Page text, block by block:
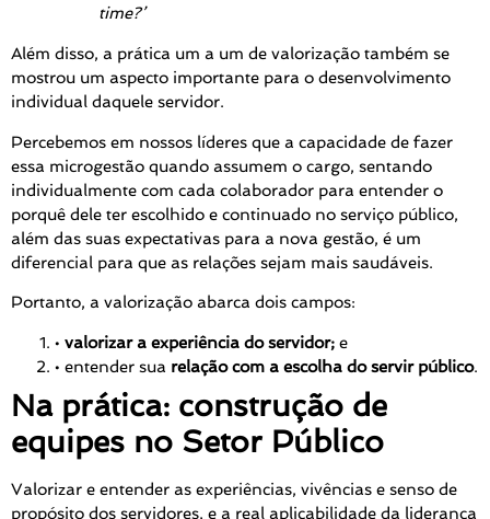
time?’
Além disso, a prática um a um de valorização também se
mostrou um aspecto importante para o desenvolvimento
individual daquele servidor.
Percebemos em nossos líderes que a capacidade de fazer
essa microgestão quando assumem o cargo, sentando
individualmente com cada colaborador para entender o
porquê dele ter escolhido e continuado no serviço público,
além das suas expectativas para a nova gestão, é um
diferencial para que as relações sejam mais saudáveis.
Portanto, a valorização abarca dois campos:
• valorizar a experiência do servidor; e
• entender sua relação com a escolha do servir público.
Na prática: construção de
equipes no Setor Público
Valorizar e entender as experiências, vivências e senso de
propósito dos servidores, e a real aplicabilidade da liderança